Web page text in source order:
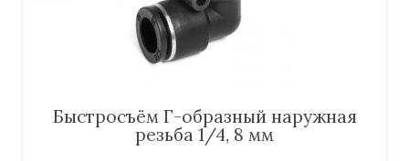
Быстросъём Г-образный наружная
резьба 1/4, 8 мм